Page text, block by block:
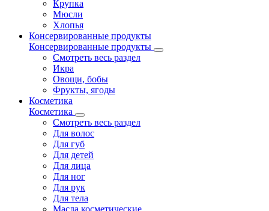
Крупка
Мюсли
Хлопья
Консервированные продукты
Консервированные продукты
Смотреть весь раздел
Икра
Овощи, бобы
Фрукты, ягоды
Косметика
Косметика
Смотреть весь раздел
Для волос
Для губ
Для детей
Для лица
Для ног
Для рук
Для тела
Масла косметические